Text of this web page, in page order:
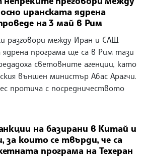
иранската ядрена
на 3 май в Рим
разговори между Иран и САЩ
програма ще са в Рим тази
световните агенции, като
външен министър Абас Арагчи.
протича с посредничеството
на базирани в Китай и
за които се твърди, че са
програма на Техеран